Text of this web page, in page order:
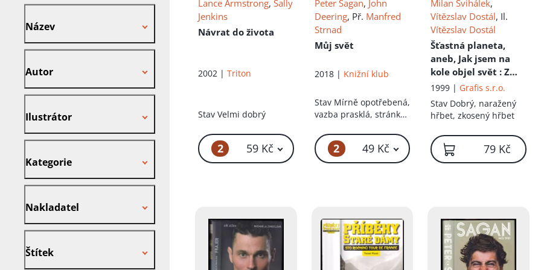
Název
Autor
Ilustrátor
Kategorie
Nakladatel
Štítek
Lance Armstrong,Sally
Jenkins
Návrat do života
2002 |Triton
StavVelmi dobrý
2 59 Kč
Peter Sagan, John
Deering, Př. Manfred
Strnad
Můj svět
2018 | Knižní klub
Stav Mírně opotřebená,
vazba prasklá, stránky
dedikace, politá obálka
2 49 Kč
Milan Švihálek,
Vítězslav Dostál, Il.
Vítězslav Dostál
Šťastná planeta,
aneb, Jak jsem na
kole objel svět : Z
Prahy na Nový
Zéland - I. díl
1999 | Grafis s.r.o.
Stav Dobrý, naražený
hřbet, zkosený hřbet
79 Kč